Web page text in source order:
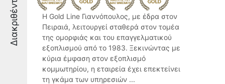
Διακριθέντες
Η Gold Line Γιαννόπουλος, με έδρα στον
Πειραιά, λειτουργεί σταθερά στον τομέα
της ομορφιάς και του επαγγελματικού
εξοπλισμού από το 1983. Ξεκινώντας με
κύρια έμφαση στον εξοπλισμό
κομμωτηρίου, η εταιρεία έχει επεκτείνει
τη γκάμα των υπηρεσιών ...